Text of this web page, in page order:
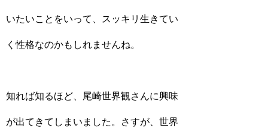
いたいことをいって、スッキリ生きてい
く性格なのかもしれませんね。
知れば知るほど、尾崎世界観さんに興味
が出てきてしまいました。さすが、世界